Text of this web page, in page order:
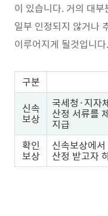
이 있습니다. 거의 대
일부 인정되지 않거나
이루어지게 될것입니다.
구분
신속
보상
국세청·지자
산정 서류를
지급
확인
보상
신속보상에
산정 받고자